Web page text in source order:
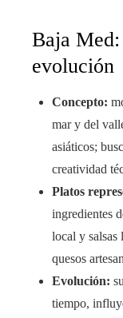
Baja
evolución
Concepto:
mar y del
asiáticos;
creatividad
Platos
ingredientes
local y salsas
quesos
Evolución:
tiempo,